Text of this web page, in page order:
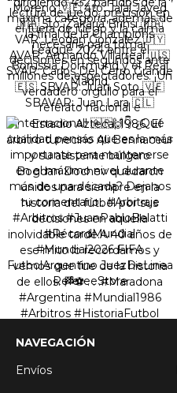
NAVEGACIÓN
Envíos